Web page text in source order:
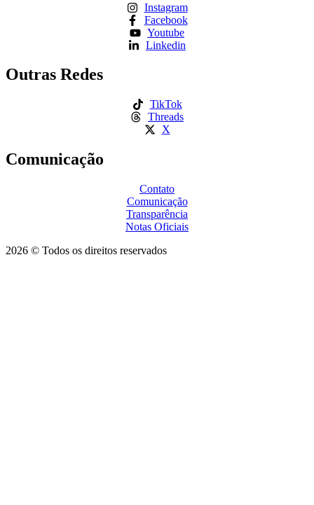
Instagram
Facebook
Youtube
Linkedin
Outras Redes
TikTok
Threads
X
Comunicação
Contato
Comunicação
Transparência
Notas Oficiais
2026 © Todos os direitos reservados